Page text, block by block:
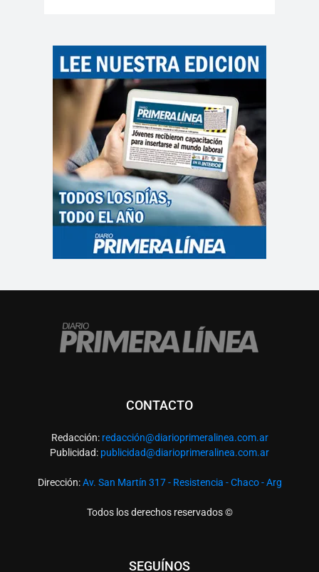
CONTACTO
Redacción: redacción@diarioprimeralinea.com.ar
Publicidad: publicidad@diarioprimeralinea.com.ar
Dirección:Av. San Martín 317 - Resistencia - Chaco - Arg
Todos los derechos reservados ©
SEGUÍNOS